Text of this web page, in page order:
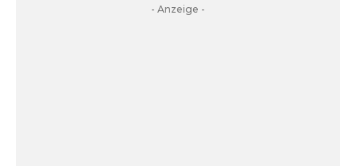
- Anzeige -